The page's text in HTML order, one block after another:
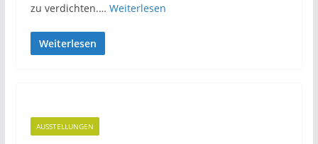
zu verdichten.… Weiterlesen
Weiterlesen
AUSSTELLUNGEN